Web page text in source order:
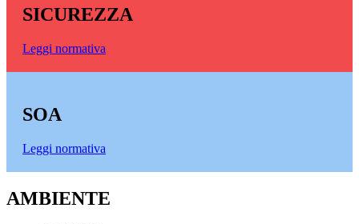
SICUREZZA
Leggi normativa
SOA
Leggi normativa
AMBIENTE